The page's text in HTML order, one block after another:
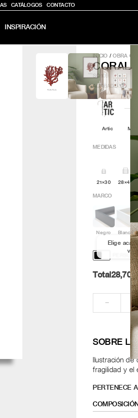
CATÁLOGOS CONTACTO
INSPIRACIÓN
INICIO /OBRA
CORAL 1
SQ109
ACABADO
?
Artic
MEDIDAS
21×30 28×40
MARCO
Negro Blanco
Elige
ver
Total28,70
−
SOBRE
Ilustración de
fragilidad y el
PERTENECE